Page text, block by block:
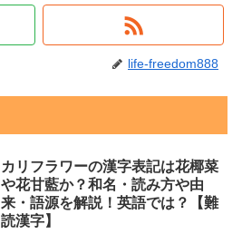
life-freedom888
カリフラワーの漢字表記は花椰菜
や花甘藍か？和名・読み方や由
来・語源を解説！英語では？【難
読漢字】